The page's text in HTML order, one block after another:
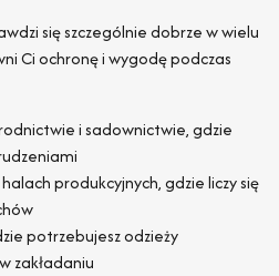
się szczególnie dobrze w wielu
Ci ochronę i wygodę podczas
i sadownictwie, gdzie
produkcyjnych, gdzie liczy się
potrzebujesz odzieży
zakładaniu